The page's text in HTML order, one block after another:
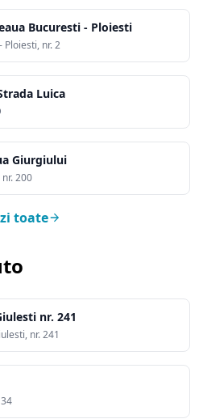
Bucuresti - Ploiesti
Ploiesti, nr. 2
Luica
Giurgiului
200
toate
nr. 241
nr. 241